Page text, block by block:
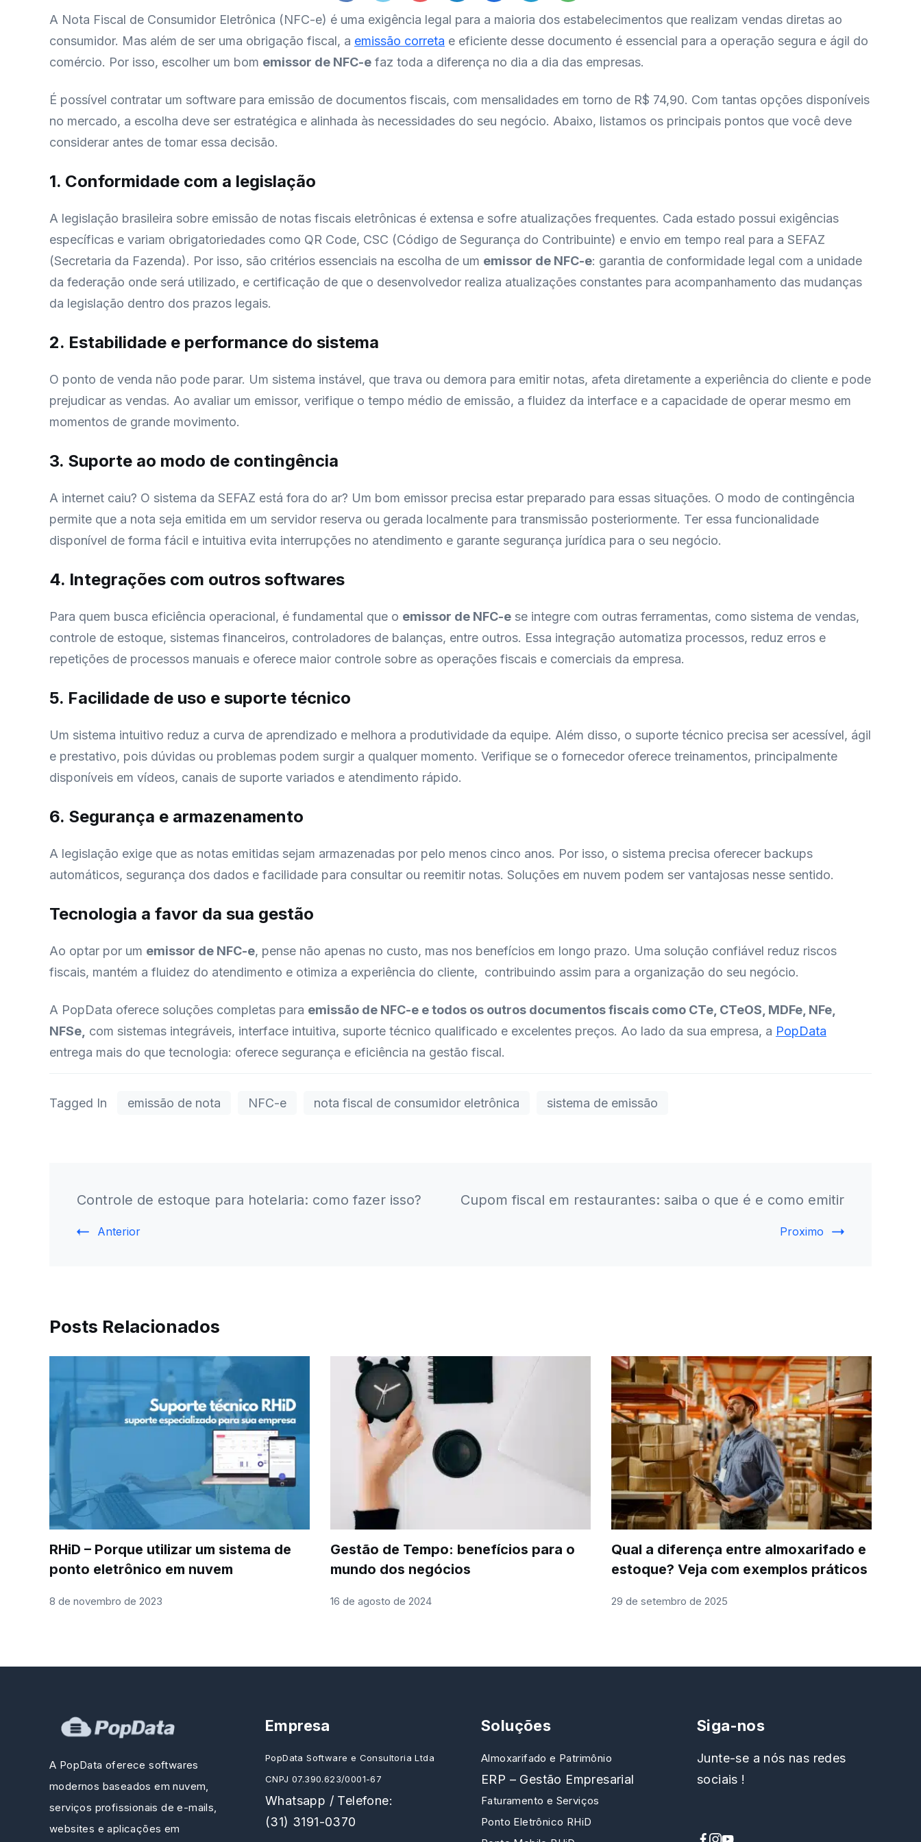
A Nota Fiscal de Consumidor Eletrônica (NFC-e) é uma exigência legal para a maioria dos estabelecimentos que realizam vendas diretas ao
consumidor. Mas além de ser uma obrigação fiscal, a emissão correta e eficiente desse documento é essencial para a operação segura e ágil do
comércio. Por isso, escolher um bom emissor de NFC-e faz toda a diferença no dia a dia das empresas.
É possível contratar um software para emissão de documentos fiscais, com mensalidades em torno de R$ 74,90. Com tantas opções disponíveis
no mercado, a escolha deve ser estratégica e alinhada às necessidades do seu negócio. Abaixo, listamos os principais pontos que você deve
considerar antes de tomar essa decisão.
1. Conformidade com a legislação
A legislação brasileira sobre emissão de notas fiscais eletrônicas é extensa e sofre atualizações frequentes. Cada estado possui exigências
específicas e variam obrigatoriedades como QR Code, CSC (Código de Segurança do Contribuinte) e envio em tempo real para a SEFAZ
(Secretaria da Fazenda). Por isso, são critérios essenciais na escolha de um emissor de NFC-e: garantia de conformidade legal com a unidade
da federação onde será utilizado, e certificação de que o desenvolvedor realiza atualizações constantes para acompanhamento das mudanças
da legislação dentro dos prazos legais.
2. Estabilidade e performance do sistema
O ponto de venda não pode parar. Um sistema instável, que trava ou demora para emitir notas, afeta diretamente a experiência do cliente e pode
prejudicar as vendas. Ao avaliar um emissor, verifique o tempo médio de emissão, a fluidez da interface e a capacidade de operar mesmo em
momentos de grande movimento.
3. Suporte ao modo de contingência
A internet caiu? O sistema da SEFAZ está fora do ar? Um bom emissor precisa estar preparado para essas situações. O modo de contingência
permite que a nota seja emitida em um servidor reserva ou gerada localmente para transmissão posteriormente. Ter essa funcionalidade
disponível de forma fácil e intuitiva evita interrupções no atendimento e garante segurança jurídica para o seu negócio.
4. Integrações com outros softwares
Para quem busca eficiência operacional, é fundamental que o emissor de NFC-e se integre com outras ferramentas, como sistema de vendas,
controle de estoque, sistemas financeiros, controladores de balanças, entre outros. Essa integração automatiza processos, reduz erros e
repetições de processos manuais e oferece maior controle sobre as operações fiscais e comerciais da empresa.
5. Facilidade de uso e suporte técnico
Um sistema intuitivo reduz a curva de aprendizado e melhora a produtividade da equipe. Além disso, o suporte técnico precisa ser acessível, ágil
e prestativo, pois dúvidas ou problemas podem surgir a qualquer momento. Verifique se o fornecedor oferece treinamentos, principalmente
disponíveis em vídeos, canais de suporte variados e atendimento rápido.
6. Segurança e armazenamento
A legislação exige que as notas emitidas sejam armazenadas por pelo menos cinco anos. Por isso, o sistema precisa oferecer backups
automáticos, segurança dos dados e facilidade para consultar ou reemitir notas. Soluções em nuvem podem ser vantajosas nesse sentido.
Tecnologia a favor da sua gestão
Ao optar por um emissor de NFC-e, pense não apenas no custo, mas nos benefícios em longo prazo. Uma solução confiável reduz riscos
fiscais, mantém a fluidez do atendimento e otimiza a experiência do cliente, contribuindo assim para a organização do seu negócio.
A PopData oferece soluções completas para emissão de NFC-e e todos os outros documentos fiscais como CTe, CTeOS, MDFe, NFe,
NFSe, com sistemas integráveis, interface intuitiva, suporte técnico qualificado e excelentes preços. Ao lado da sua empresa, a PopData
entrega mais do que tecnologia: oferece segurança e eficiência na gestão fiscal.
Tagged In emissão de nota NFC-e nota fiscal de consumidor eletrônica sistema de emissão
Navegação
Controle de estoque para hotelaria: como fazer isso?
Anterior
Cupom fiscal em restaurantes: saiba o que é e como emitir
Proximo
Posts Relacionados
RHiD – Porque utilizar um sistema de
ponto eletrônico em nuvem
8 de novembro de 2023
Gestão de Tempo: benefícios para o
mundo dos negócios
16 de agosto de 2024
Qual a diferença entre almoxarifado e
estoque? Veja com exemplos práticos
29 de setembro de 2025
A PopData oferece softwares
modernos baseados em nuvem,
serviços profissionais de e-mails,
websites e aplicações em
Empresa
PopData Software e Consultoria Ltda
CNPJ 07.390.623/0001-67
Whatsapp / Telefone:
(31) 3191-0370
Soluções
Almoxarifado e Patrimônio
ERP – Gestão Empresarial
Faturamento e Serviços
Ponto Eletrônico RHiD
Siga-nos
Junte-se a nós nas redes
sociais !